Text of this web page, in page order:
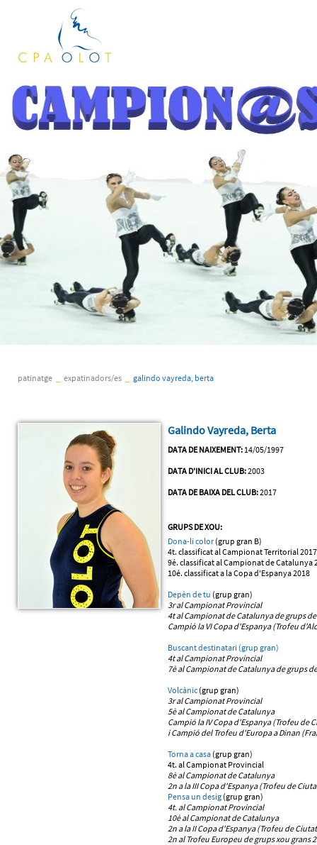
patinatge expatinadors/es galindo vayreda, berta
Galindo Vayreda, Berta
DATA DE NAIXEMENT: 14/05/1997
DATA D'INICI AL CLUB:2003
DATA DE BAIXA DEL CLUB:2017
GRUPS DE XOU:
Dona-li color(grup gran B)
4t. classificat al Campionat Territorial 2017
9é. classificat al Campionat de Catalunya
10é. classificat a la Copa d'Espanya 2018
Depèn de tu (grup gran)
3r al Campionat Provincial
4t al Campionat de Catalunyade grups
Campió la VI Copa d'Espanya (Trofeu
Buscant destinatari (grup gran)
4t al Campionat Provincial
7è al Campionat de Catalunyade grups
Volcànic(grup gran)
3r al Campionat Provincial
5è al Campionat de Catalunya
Campió la IV Copa d'Espanya (Trofeu de
i Campió del Trofeu d'Europa a Dinan
Torna a casa(grup gran)
4t. al Campionat Provincial
8è al Campionat de Catalunya
2n a la III Copa d'Espanya (Trofeu de
Pensa un desig(grup gran)
4t. al Campionat Provincial
10è al Campionat de Catalunya
2n a la II Copa d'Espanya (Trofeu de
2n al Trofeu Europeu de grups xou grans